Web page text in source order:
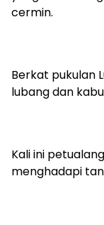
cermin.
Berkat pukulan
lubang dan
Kali ini
menghadapi